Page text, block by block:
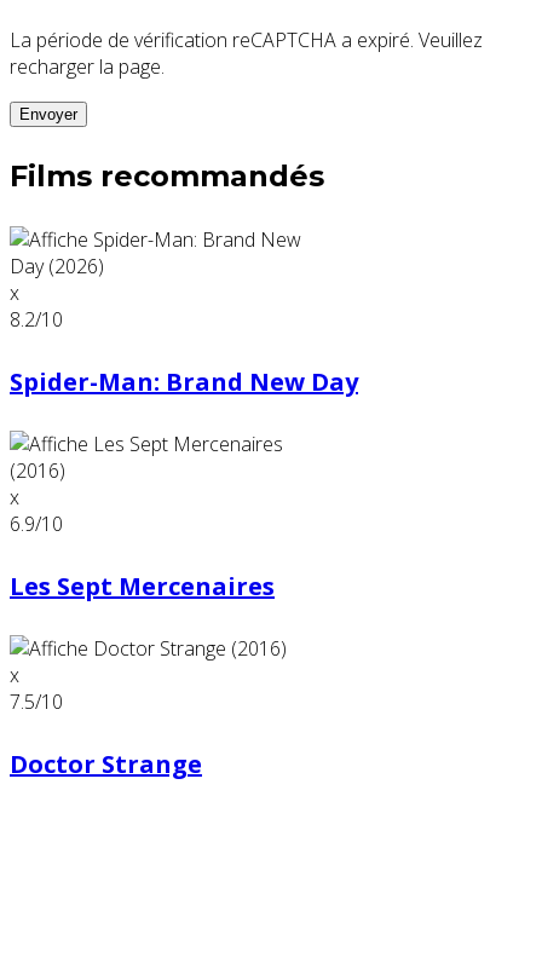
La période de vérification reCAPTCHA a expiré. Veuillez
recharger la page.
Films recommandés
x
8.2/10
Spider-Man: Brand New Day
x
6.9/10
Les Sept Mercenaires
x
7.5/10
Doctor Strange